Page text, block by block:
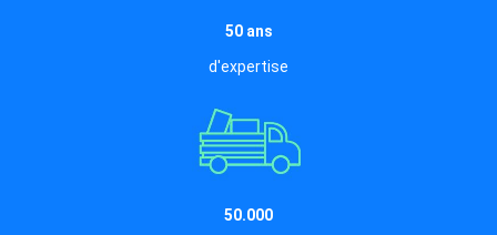
50 ans
d'expertise
50.000